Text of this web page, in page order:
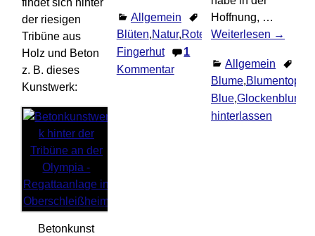
der riesigen
Tribüne aus
Holz und Beton
z. B. dieses
Kunstwerk:
Betonkunst
Allgemein
Blüten,Natur,Roter
Fingerhut
1
Kommentar
Hoffnung, …
Weiterlesen →
Allgemein
Blume,Blumentopf
Blue,Glockenblume
hinterlassen